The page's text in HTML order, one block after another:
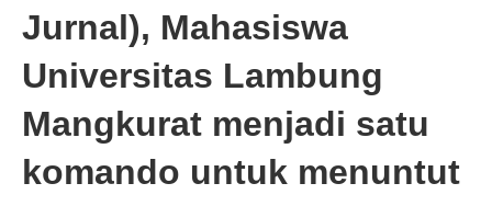
Jurnal), Mahasiswa
Universitas Lambung
Mangkurat menjadi satu
komando untuk menuntut